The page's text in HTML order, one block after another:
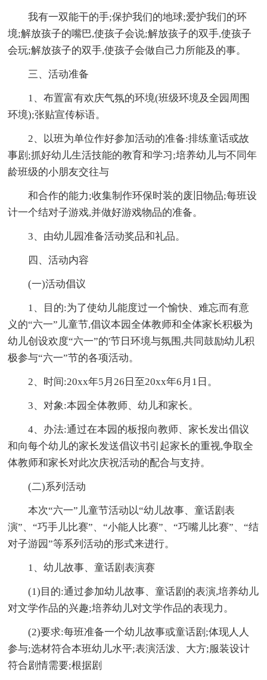
我有一双能干的手;保护我们的地球;爱护我们的环
境;解放孩子的嘴巴,使孩子会说;解放孩子的双手,使孩子
会玩;解放孩子的双手,使孩子会做自己力所能及的事。
三、活动准备
1、布置富有欢庆气氛的环境(班级环境及全园周围
环境);张贴宣传标语。
2、以班为单位作好参加活动的准备:排练童话或故
事剧;抓好幼儿生活技能的教育和学习;培养幼儿与不同年
龄班级的小朋友交往与
和合作的能力;收集制作环保时装的废旧物品;每班设
计一个结对子游戏,并做好游戏物品的准备。
3、由幼儿园准备活动奖品和礼品。
四、活动内容
(一)活动倡议
1、目的:为了使幼儿能度过一个愉快、难忘而有意
义的“六一”儿童节,倡议本园全体教师和全体家长积极为
幼儿创设欢度“六一”的'节日环境与氛围,共同鼓励幼儿积
极参与“六一”节的各项活动。
2、时间:20xx年5月26日至20xx年6月1日。
3、对象:本园全体教师、幼儿和家长。
4、办法:通过在本园的板报向教师、家长发出倡议
和向每个幼儿的家长发送倡议书引起家长的重视,争取全
体教师和家长对此次庆祝活动的配合与支持。
(二)系列活动
本次“六一”儿童节活动以“幼儿故事、童话剧表
演”、“巧手儿比赛”、“小能人比赛”、“巧嘴儿比赛”、“结
对子游园”等系列活动的形式来进行。
1、幼儿故事、童话剧表演赛
(1)目的:通过参加幼儿故事、童话剧的表演,培养幼儿
对文学作品的兴趣;培养幼儿对文学作品的表现力。
(2)要求:每班准备一个幼儿故事或童话剧;体现人人
参与;选材符合本班幼儿水平;表演活泼、大方;服装设计
符合剧情需要;根据剧